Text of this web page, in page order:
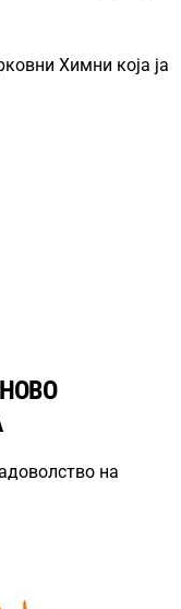
Химни која ја
на